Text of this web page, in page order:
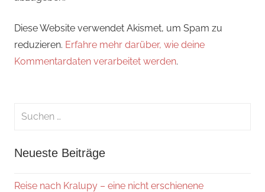
Diese Website verwendet Akismet, um Spam zu
reduzieren. Erfahre mehr darüber, wie deine
Kommentardaten verarbeitet werden.
Suchen
Neueste Beiträge
Reise nach Kralupy – eine nicht erschienene